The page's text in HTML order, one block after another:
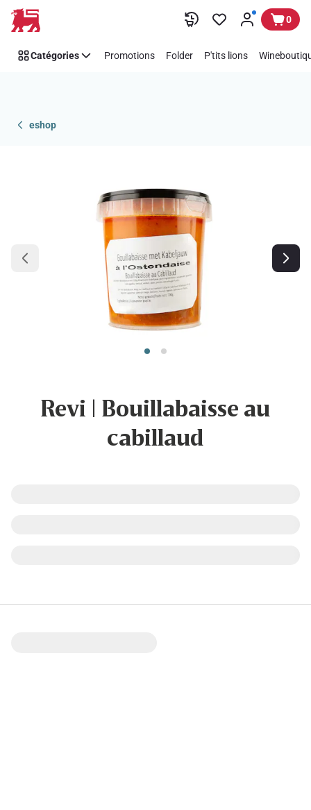
Passer 0
Catégories Promotions Folder P'tits lions
eshop
Revi | Bouillabaisse au
cabillaud